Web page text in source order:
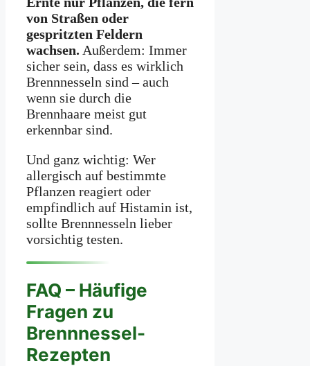
von Straßen oder
gespritzten Feldern
wachsen. Außerdem: Immer
sicher sein, dass es wirklich
Brennnesseln sind – auch
wenn sie durch die
Brennhaare meist gut
erkennbar sind.
Und ganz wichtig: Wer
allergisch auf bestimmte
Pflanzen reagiert oder
empfindlich auf Histamin ist,
sollte Brennnesseln lieber
vorsichtig testen.
FAQ – Häufige
Fragen zu
Brennnessel-
Rezepten